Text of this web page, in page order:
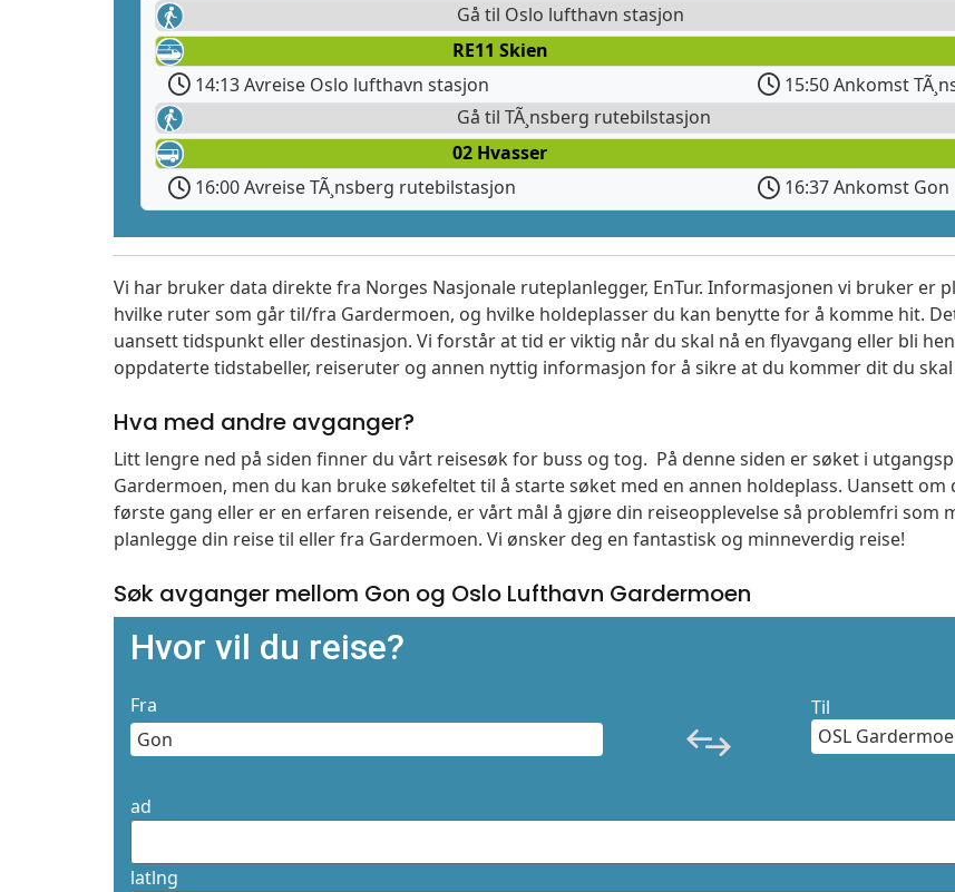
Gå til Oslo lufthavn stasjon
RE11 Skien
14:13 Avreise Oslo lufthavn stasjon
15:50 Ankomst
Gå til TÃ¸nsberg rutebilstasjon
02 Hvasser
16:00 Avreise TÃ¸nsberg rutebilstasjon
16:37 Ankomst Gon
Vi har bruker data direkte fra Norges Nasjonale ruteplanlegger, EnTur. Informasjonen vi bruker er
hvilke ruter som går til/fra Gardermoen, og hvilke holdeplasser du kan benytte for å komme hit.
uansett tidspunkt eller destinasjon. Vi forstår at tid er viktig når du skal nå en flyavgang eller bli
oppdaterte tidstabeller, reiseruter og annen nyttig informasjon for å sikre at du kommer dit du
Hva med andre avganger?
Litt lengre ned på siden finner du vårt reisesøk for buss og tog. På denne siden er søket i
Gardermoen, men du kan bruke søkefeltet til å starte søket med en annen holdeplass. Uansett
første gang eller er en erfaren reisende, er vårt mål å gjøre din reiseopplevelse så problemfri som
planlegge din reise til eller fra Gardermoen. Vi ønsker deg en fantastisk og minneverdig reise!
Søk avganger mellom Gon og Oslo Lufthavn Gardermoen
Hvor vil du reise?
Fra Til
ad
latlng